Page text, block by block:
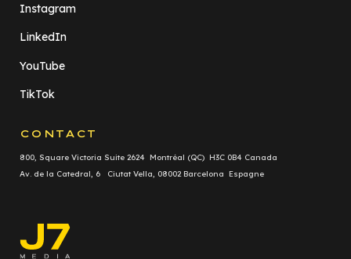
Instagram
LinkedIn
YouTube
TikTok
CONTACT
800, Square Victoria Suite 2624 Montréal (QC) H3C 0B4 Canada
Av. de la Catedral, 6 Ciutat Vella, 08002 Barcelona Espagne